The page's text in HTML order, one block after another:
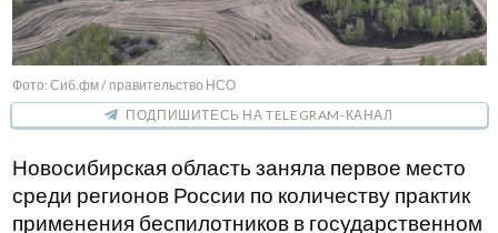
Фото: Сиб.фм / правительство НСО
ПОДПИШИТЕСЬ НА TELEGRAM-КАНАЛ
Новосибирская область заняла первое место
среди регионов России по количеству практик
применения беспилотников в государственном